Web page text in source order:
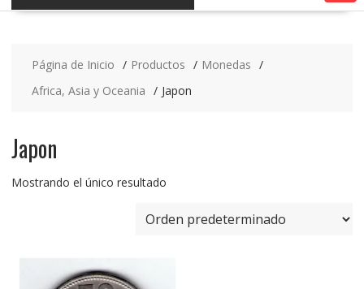
Página de Inicio Productos
Monedas
Africa, Asia y Oceania
Japon
Japon
Mostrando el único resultado